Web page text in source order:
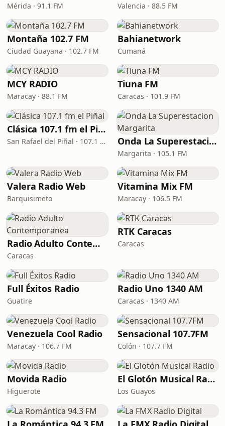
Mérida · 91.1 FM Valencia · 88.5 FM
Montaña 102.7 FM
Ciudad Guayana · 102.7 FM
Bahianetwork
Cumaná
MCY RADIO
Maracay · 88.1 FM
Tiuna FM
Caracas · 101.9 FM
Clásica 107.1 fm el Piñal
San Rafael del Piñal · 107.1 FM Onda La Superestacion Margarita
Margarita · 105.1 FM
Valera Radio Web
Barquisimeto
Vitamina Mix FM
Maracay · 106.5 FM
Radio Adulto Contemporanea
Caracas
RTK Caracas
Caracas
Full Éxitos Radio
Guatire
Radio Uno 1340 AM
Caracas · 1340 AM
Venezuela Cool Radio
Maracay · 106.7 FM
Sensacional 107.7FM
Colón · 107.7 FM
Movida Radio
Higuerote
El Glotón Musical Radio
Los Guayos